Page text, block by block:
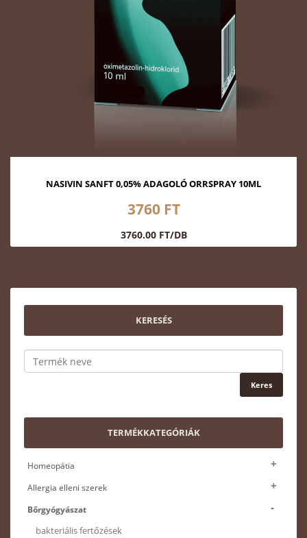
NASIVIN SANFT 0,05% ADAGOLÓ ORRSPRAY 10ML
3760 FT
3760.00 FT/DB
KERESÉS
TERMÉKKATEGÓRIÁK
Homeopátia
Allergia elleni szerek
Bőrgyógyászat
bakteriális fertőzések